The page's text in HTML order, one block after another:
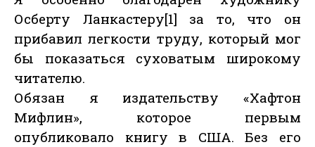
Осберту Ланкастеру[1] за то, что он
прибавил легкости труду, который мог
бы показаться суховатым широкому
читателю.
Обязан я издательству «Хафтон
Мифлин», которое первым
опубликовало книгу в США. Без его